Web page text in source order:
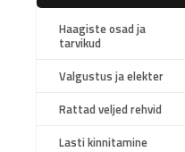
Haagiste osad ja
tarvikud
Valgustus ja elekter
Rattad veljed rehvid
Lasti kinnitamine